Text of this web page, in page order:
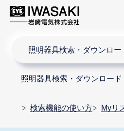
照明器具検索・ダウンロー
照明器具検索・ダウンロード
検索機能の使い方 Myリ